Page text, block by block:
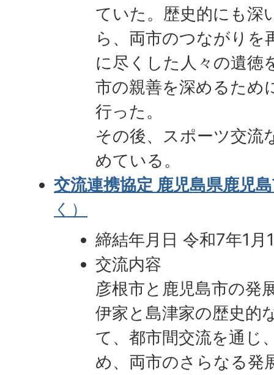
ていた。歴史的にも深
ら、両市のつながりを
に尽くした人々の遺徳
市の親善を深めるため
行った。
その後、スポーツ交流
めている。
交流連携協定 鹿児島県鹿児
く）
締結年月日 令和7年1月
交流内容
彦根市と鹿児島市の発
伊家と島津家の歴史的
て、都市間交流を通じ
め、両市のさらなる発